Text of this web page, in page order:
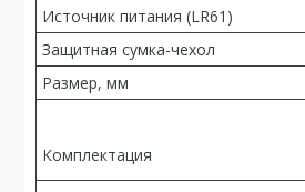
Источник питания (LR61)
Защитная сумка-чехол
Размер, мм
Комплектация